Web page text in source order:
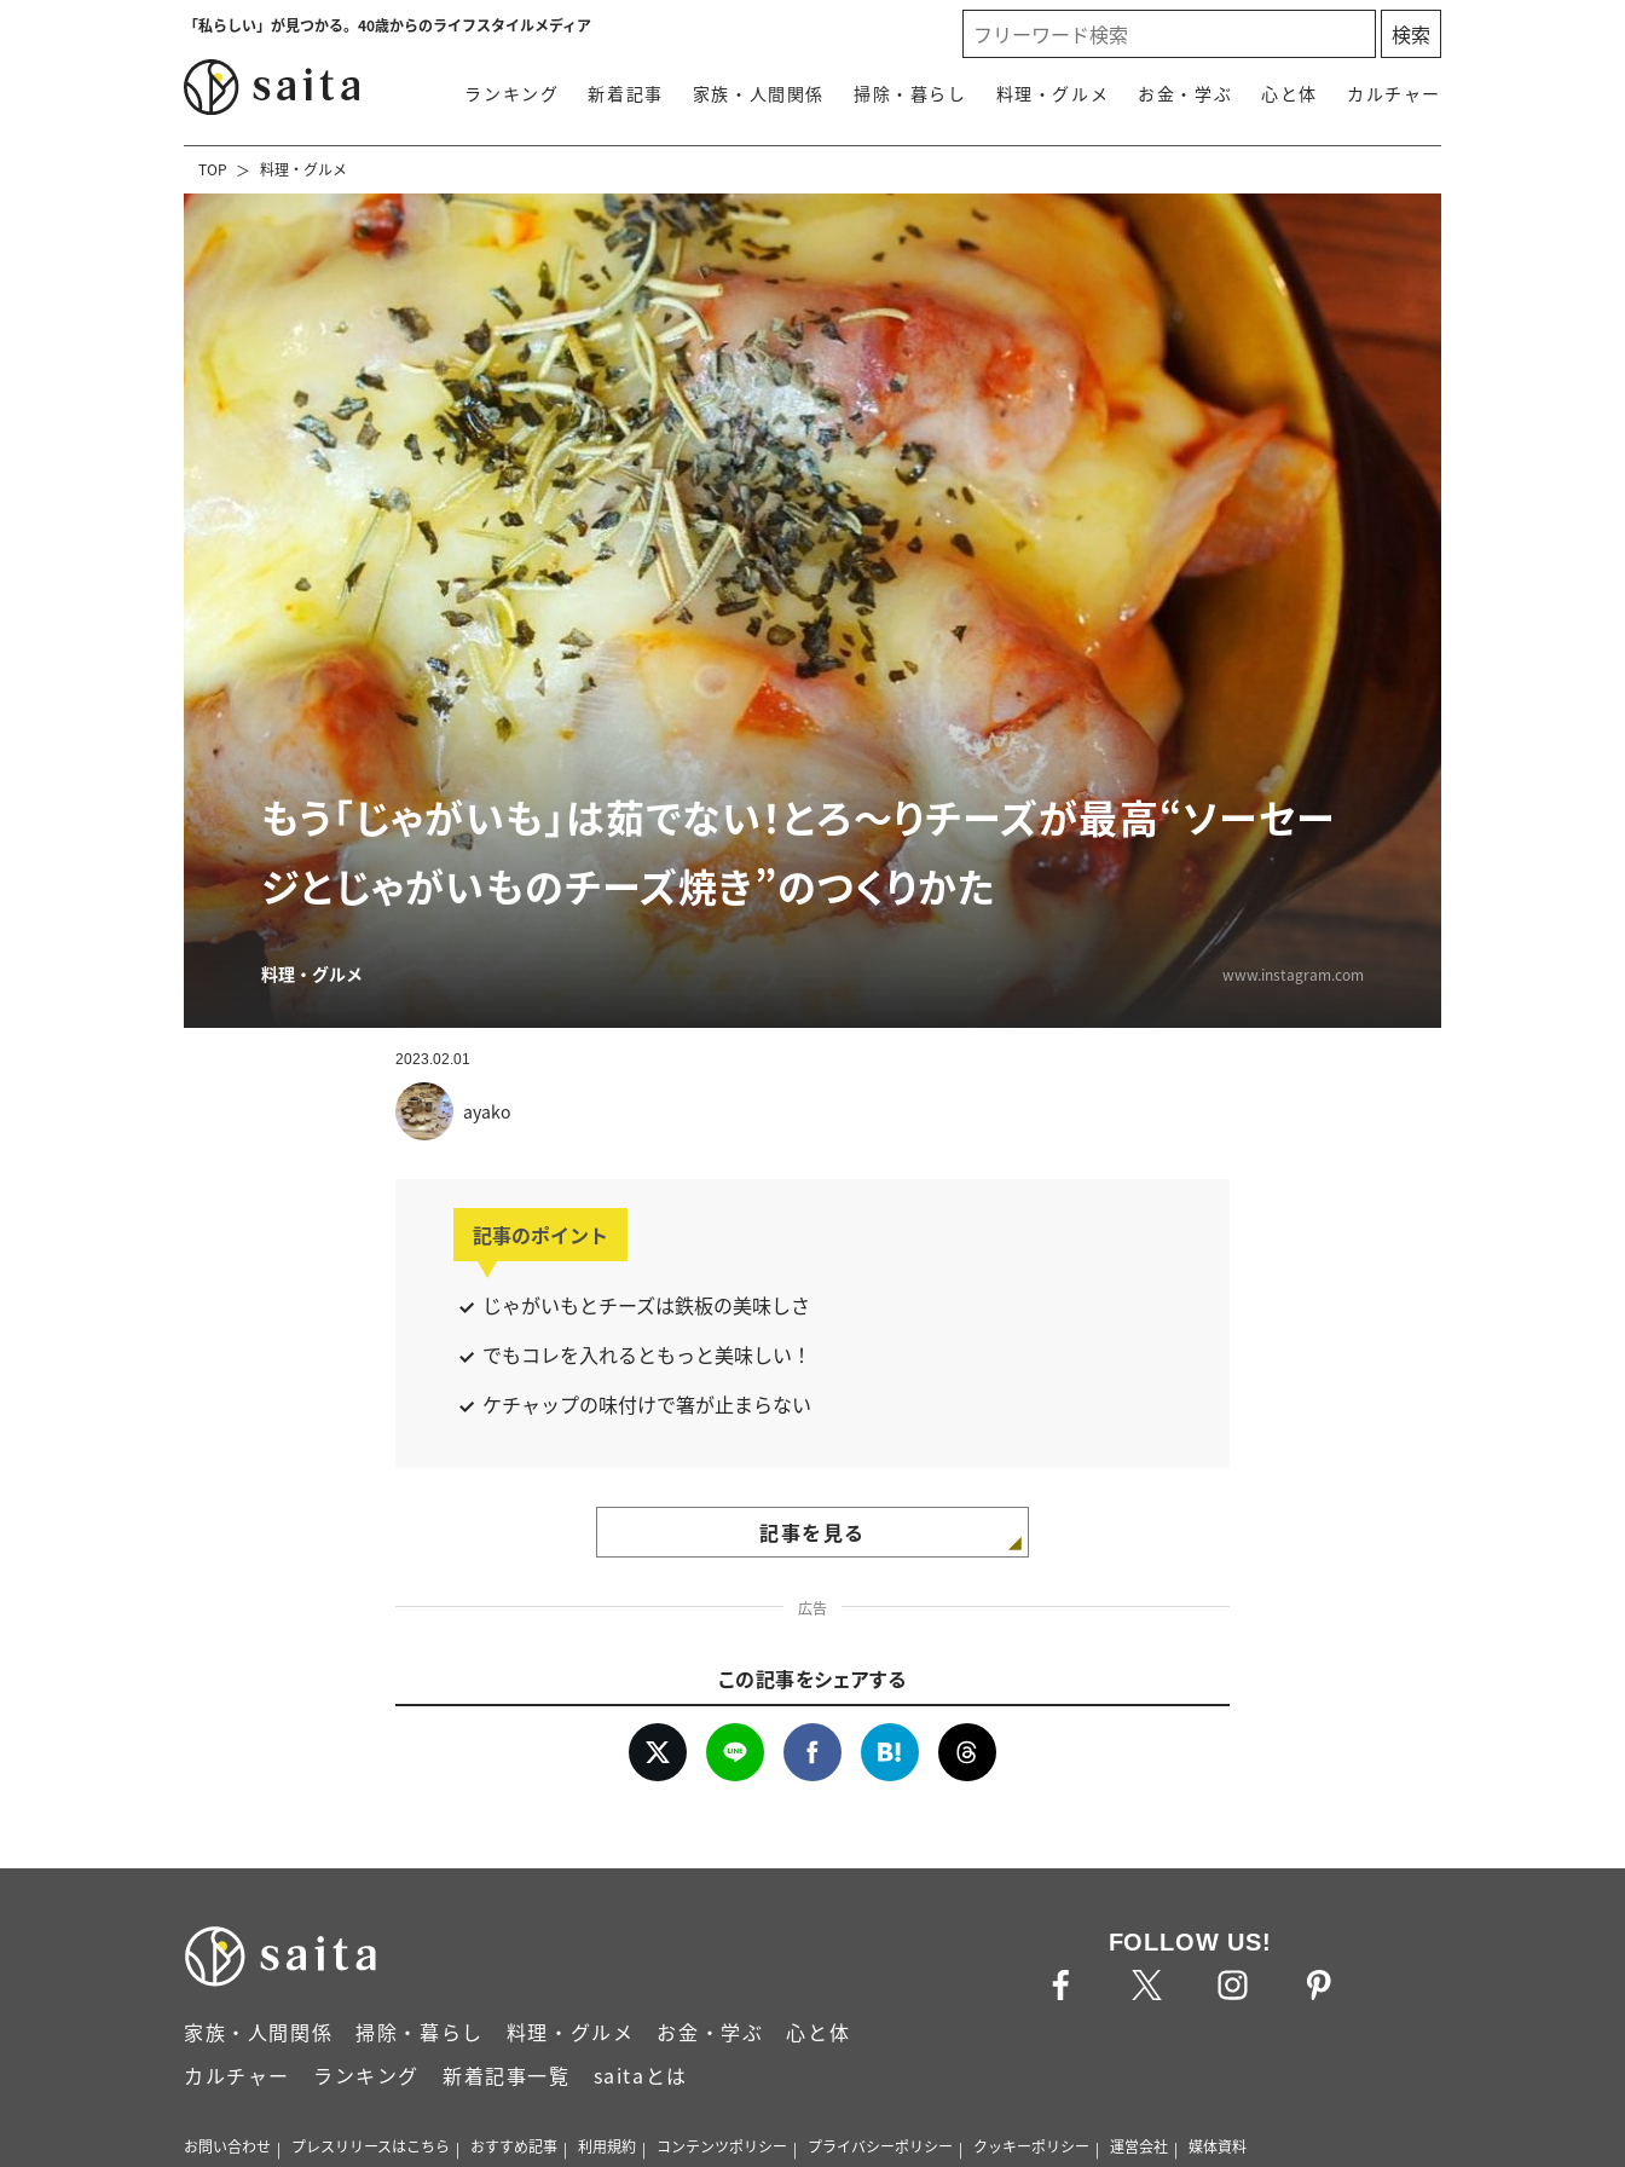
「私らしい」が見つかる。40歳からのライフスタイルメディア
ランキング 新着記事 家族・人間関係 掃除・暮らし 料理・グルメ お金・学ぶ 心と体 カルチャー
TOP 料理・グルメ
もう「じゃがいも」は茹でない！とろ～りチーズが最高“ソーセー
ジとじゃがいものチーズ焼き”のつくりかた
料理・グルメ www.instagram.com
2023.02.01
ayako
記事のポイント
じゃがいもとチーズは鉄板の美味しさ
でもコレを入れるともっと美味しい！
ケチャップの味付けで箸が止まらない
記事を見る
広告
この記事をシェアする
家族・人間関係 掃除・暮らし 料理・グルメ お金・学ぶ
心と体
カルチャー
ランキング 新着記事一覧 saitaとは
FOLLOW US!
お問い合わせ プレスリリースはこちら おすすめ記事 利用規約 コンテンツポリシー プライバシーポリシー クッキーポリシー 運営会社 媒体資料